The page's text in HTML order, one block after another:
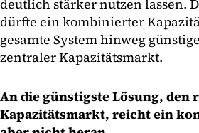
deutlich stärker nutzen lassen.
dürfte ein kombinierter
gesamte System hinweg
zentraler Kapazitätsmarkt.
An die günstigste Lösung, den
Kapazitätsmarkt, reicht ein